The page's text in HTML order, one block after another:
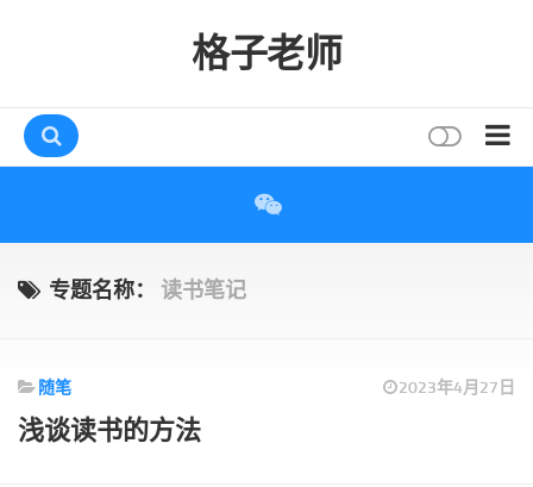
格子老师
互动
专题名称： 读书笔记
随笔 2023年4月27日
浅谈读书的方法